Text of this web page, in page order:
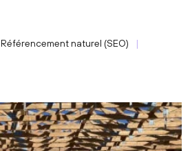
Référencement naturel (SEO)